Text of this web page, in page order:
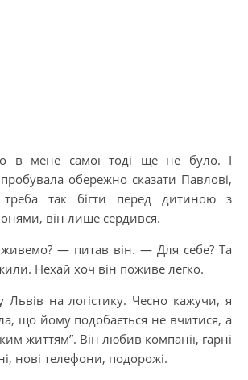
в мене самої тоді ще не було. І
обережно сказати Павлові,
так бігти перед дитиною з
він лише сердився.
— питав він. — Для себе? Та
Нехай хоч він поживе легко.
Львів на логістику. Чесно кажучи, я
що йому подобається не вчитися, а
життям”. Він любив компанії, гарні
нові телефони, подорожі.